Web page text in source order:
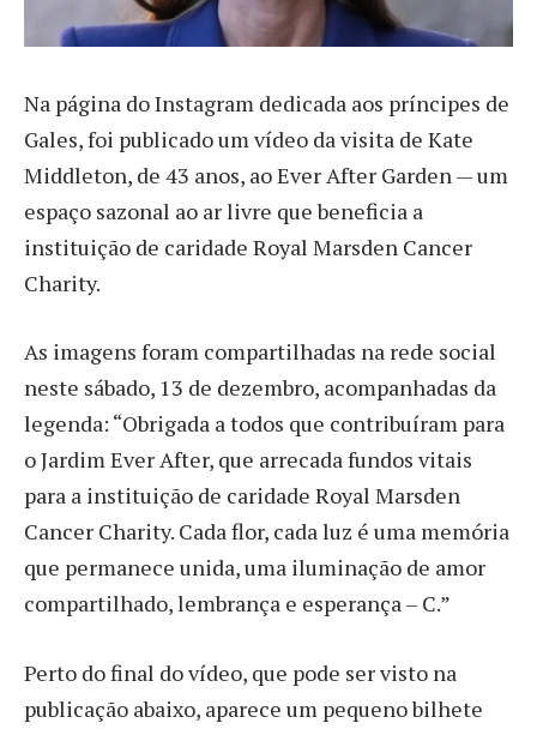
Na página do Instagram dedicada aos príncipes de
Gales, foi publicado um vídeo da visita de Kate
Middleton, de 43 anos, ao Ever After Garden — um
espaço sazonal ao ar livre que beneficia a
instituição de caridade Royal Marsden Cancer
Charity.
As imagens foram compartilhadas na rede social
neste sábado, 13 de dezembro, acompanhadas da
legenda: “Obrigada a todos que contribuíram para
o Jardim Ever After, que arrecada fundos vitais
para a instituição de caridade Royal Marsden
Cancer Charity. Cada flor, cada luz é uma memória
que permanece unida, uma iluminação de amor
compartilhado, lembrança e esperança – C.”
Perto do final do vídeo, que pode ser visto na
publicação abaixo, aparece um pequeno bilhete